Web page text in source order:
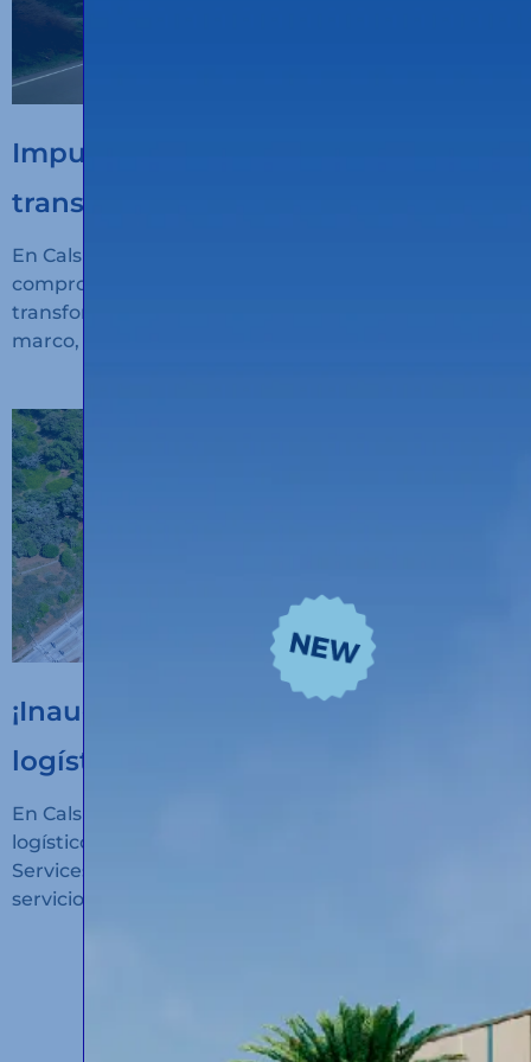
Impulsem la digitalització del
transport sostenible
En Calsina Carré seguimos avanzando en nuestro
compromiso con la innovación, la sostenibilidad y la
transformación digital del transporte. En este
marco, hemos recibido financiación
¡Inauguramos un nuevo hub
logístico en Algeciras!
En Calsina Carré hemos inaugurado un nuevo hub
logístico en San Roque (Cádiz): Calsina Carré
Services Algeciras, un espacio diseñado para ofrecer
servicios de alto